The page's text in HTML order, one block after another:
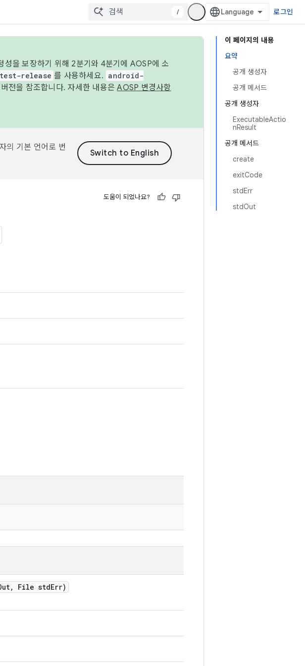
/ 로그인
이 페이지의 내용
요약
공개 생성자
공개 메서드
공개 생성자
ExecutableActio
nResult
공개 메서드
create
exitCode
stdErr
stdOut
을 보장하기 위해 2분기와 4분기에 AOSP에 소
release 를 사용하세요. android-
전을 참조합니다. 자세한 내용은AOSP 변경사항
의 기본 언어로 번
도움이 되었나요?
, File stdErr)